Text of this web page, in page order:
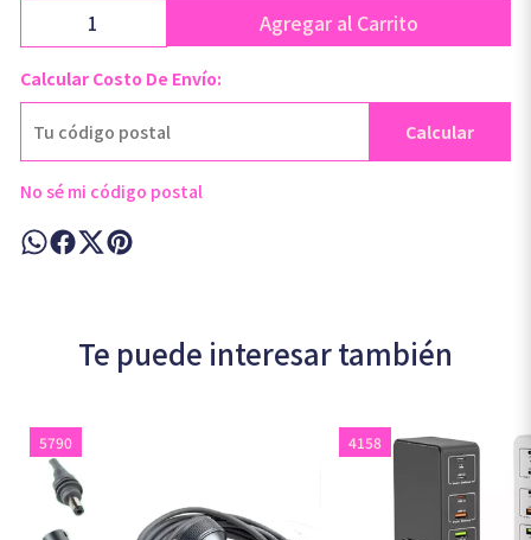
Agregar al Carrito
Calcular Costo De Envío:
Calcular
No sé mi código postal
Te puede interesar también
5790 4158